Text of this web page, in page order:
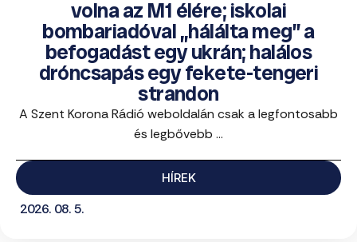
volna az M1 élére; iskolai
bombariadóval „hálálta meg” a
befogadást egy ukrán; halálos
dróncsapás egy fekete-tengeri
strandon
A Szent Korona Rádió weboldalán csak a legfontosabb
és legbővebb ...
HÍREK
2026. 08. 5.